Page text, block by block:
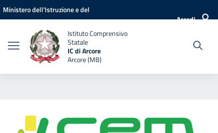
Vai ai contenuti
Vai al menu di navigazione
Vai al footer
Ministero dell'Istruzione e del
Accedi
Istituto Comprensivo
Statale
IC di Arcore
Arcore (MB)